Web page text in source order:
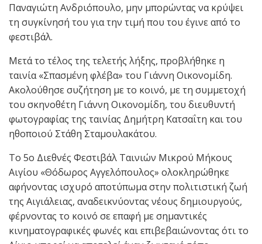
Παναγιώτη Ανδριόπουλο, μην μπορώντας να κρύψει
τη συγκίνησή του για την τιμή που του έγινε από το
φεστιβάλ.
Μετά το τέλος της τελετής λήξης, προβλήθηκε η
ταινία «Σπασμένη φλέβα» του Γιάννη Οικονομίδη.
Ακολούθησε συζήτηση με το κοινό, με τη συμμετοχή
του σκηνοθέτη Γιάννη Οικονομίδη, του διευθυντή
φωτογραφίας της ταινίας Δημήτρη Κατσαΐτη και του
ηθοποιού Στάθη Σταμουλακάτου.
Το 5ο Διεθνές Φεστιβάλ Ταινιών Μικρού Μήκους
Αιγίου «Θόδωρος Αγγελόπουλος» ολοκληρώθηκε
αφήνοντας ισχυρό αποτύπωμα στην πολιτιστική ζωή
της Αιγιάλειας, αναδεικνύοντας νέους δημιουργούς,
φέρνοντας το κοινό σε επαφή με σημαντικές
κινηματογραφικές φωνές και επιβεβαιώνοντας ότι το